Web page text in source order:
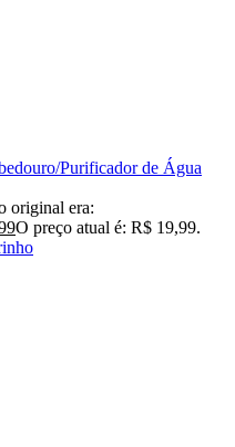
Purificador de Água
original era:
O preço atual é: R$ 19,99.